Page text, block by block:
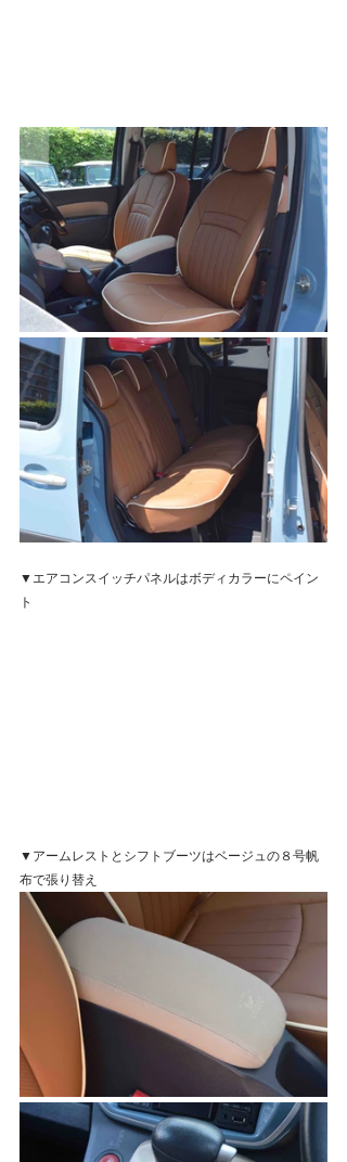
▼エアコンスイッチパネルはボディカラーにペイン
ト
▼アームレストとシフトブーツはベージュの８号帆
布で張り替え